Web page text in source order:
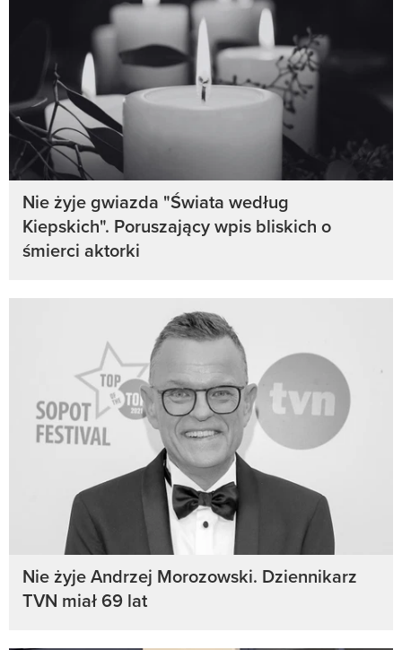
Nie żyje gwiazda "Świata według
Kiepskich". Poruszający wpis bliskich o
śmierci aktorki
Nie żyje Andrzej Morozowski. Dziennikarz
TVN miał 69 lat